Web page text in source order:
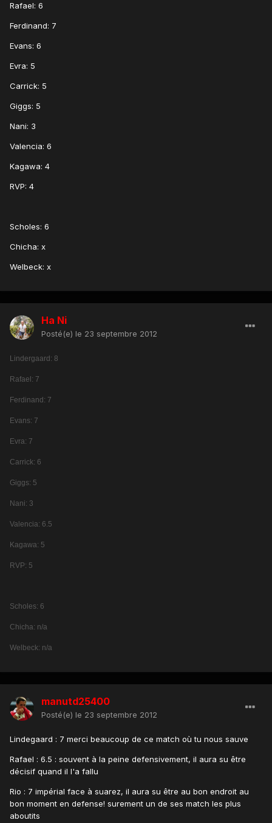
Rafael: 6
Ferdinand: 7
Evans: 6
Evra: 5
Carrick: 5
Giggs: 5
Nani: 3
Valencia: 6
Kagawa: 4
RVP: 4
Scholes: 6
Chicha: x
Welbeck: x
Ha Ni
Posté(e) le 23 septembre 2012
Lindergaard: 8
Rafael: 7
Ferdinand: 7
Evans: 7
Evra: 7
Carrick: 6
Giggs: 5
Nani: 3
Valencia: 6.5
Kagawa: 5
RVP: 5
Scholes: 6
Chicha: n/a
Welbeck: n/a
manutd25400
Posté(e) le 23 septembre 2012
Lindegaard : 7 merci beaucoup de ce match où tu nous sauve
Rafael : 6.5 : souvent à la peine defensivement, il aura su être
décisif quand il l'a fallu
Rio : 7 impérial face à suarez, il aura su être au bon endroit au
bon moment en defense! surement un de ses match les plus
aboutits